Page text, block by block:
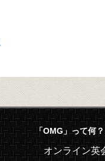
「OMG」って何
オンライン英